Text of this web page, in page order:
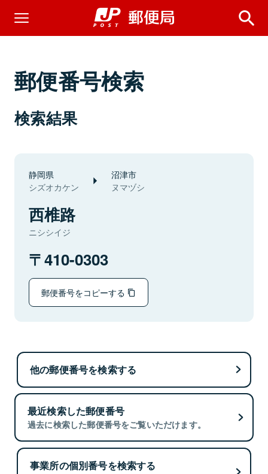
郵便番号検索
検索結果
静岡県
シズオカケン
沼津市
ヌマヅシ
西椎路
ニシシイジ
410-0303
郵便番号をコピーする
他の郵便番号を検索する
最近検索した郵便番号
過去に検索した郵便番号をご覧いただけます。
事業所の個別番号を検索する